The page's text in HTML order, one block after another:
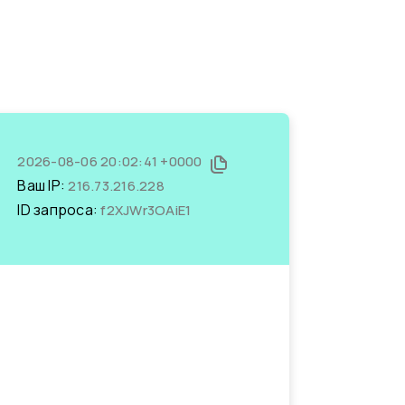
2026-08-06 20:02:41 +0000
Ваш IP:216.73.216.228
ID запроса:f2XJWr3OAiE1